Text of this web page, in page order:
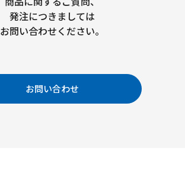
発注につきましては
お問い合わせください。
お問い合わせ